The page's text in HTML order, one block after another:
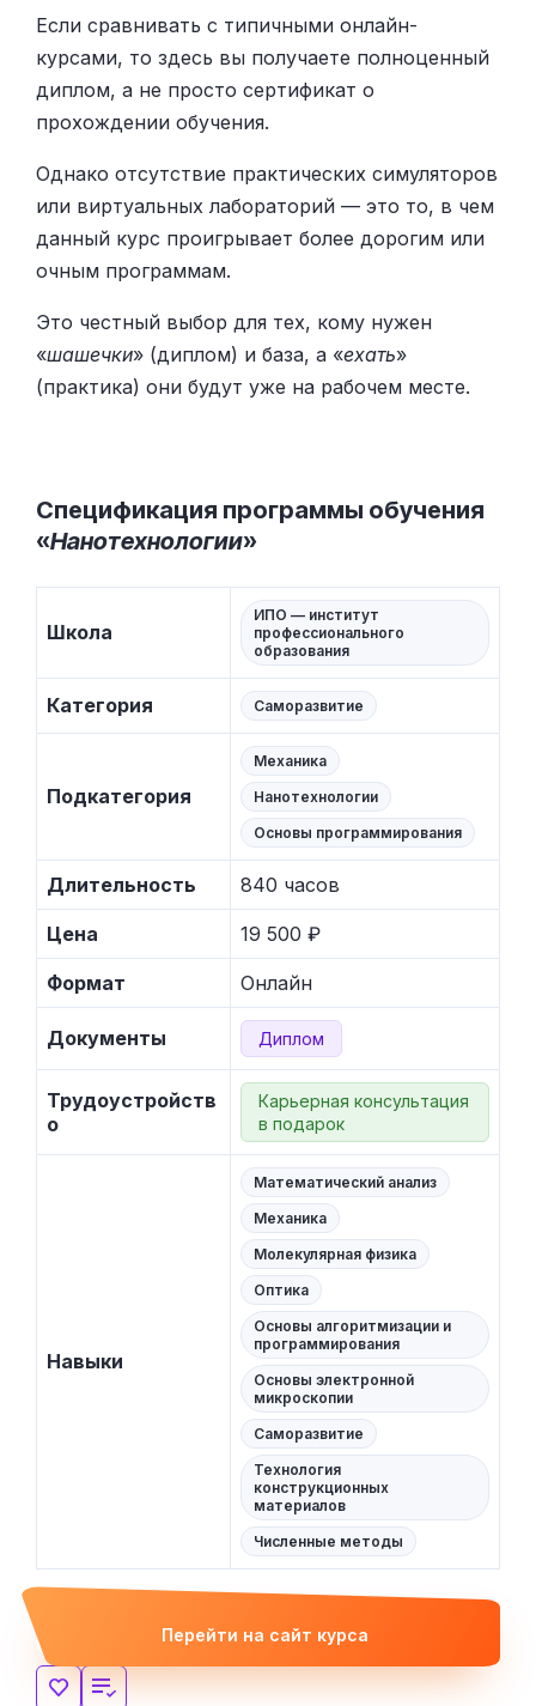
Если сравнивать с типичными онлайн-
курсами, то здесь вы получаете полноценный
диплом, а не просто сертификат о
прохождении обучения.
Однако отсутствие практических симуляторов
или виртуальных лабораторий — это то, в чем
данный курс проигрывает более дорогим или
очным программам.
Это честный выбор для тех, кому нужен
«шашечки» (диплом) и база, а «ехать»
(практика) они будут уже на рабочем месте.
Спецификация программы обучения
«Нанотехнологии»
Школа
ИПО — институт
профессионального
образования
Категория Саморазвитие
Подкатегория
Механика
Нанотехнологии
Основы программирования
Длительность 840 часов
Цена 19 500 ₽
Формат Онлайн
Документы Диплом
Трудоустройств
о
Карьерная консультация
в подарок
Навыки
Математический анализ
Механика
Молекулярная физика
Оптика
Основы алгоритмизации и
программирования
Основы электронной
микроскопии
Саморазвитие
Технология
конструкционных
материалов
Численные методы
Перейти на сайт курса